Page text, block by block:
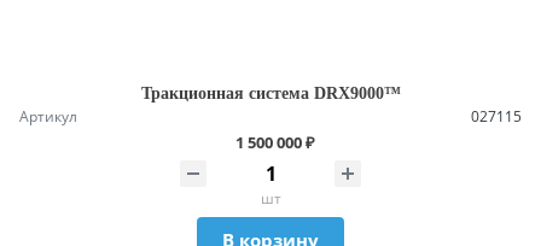
Тракционная система DRX9000™
Артикул 027115
1 500 000 ₽
шт
В корзину